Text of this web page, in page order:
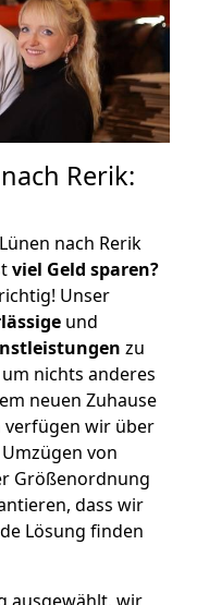
Rerik:
nach Rerik
viel Geld sparen?
Unser
und
zu
nichts anderes
neuen Zuhause
verfügen wir über
von
Größenordnung
dass wir
Lösung finden